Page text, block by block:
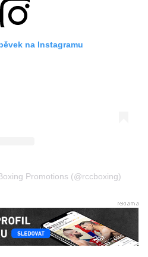
na Instagramu
Promotions (@rccboxing)